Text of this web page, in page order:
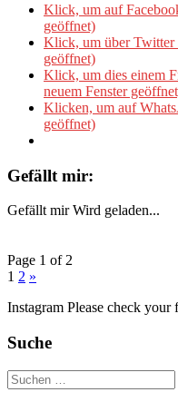
Klick, um auf
geöffnet)
Klick, um über Twitter
geöffnet)
Klick, um dies einem
neuem Fenster
Klicken, um auf
geöffnet)
Gefällt mir:
Gefällt mir Wird geladen...
Page 1 of 2
1 2 »
Instagram Please check your
Suche
Suchen
nach: